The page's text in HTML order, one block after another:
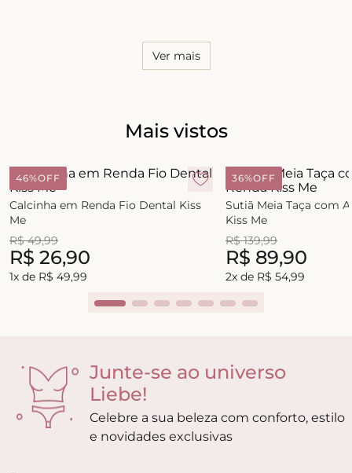
Ver mais
Mais vistos
46%OFF
Calcinha em Renda Fio Dental Kiss
Me
R$ 49,99
R$ 26,90
1x de R$ 49,99
36%OFF
Sutiã Meia Taça com
Kiss Me
R$ 139,99
R$ 89,90
2x de R$ 54,99
Junte-se ao universo
Liebe!
Celebre a sua beleza com conforto, estilo
e novidades exclusivas